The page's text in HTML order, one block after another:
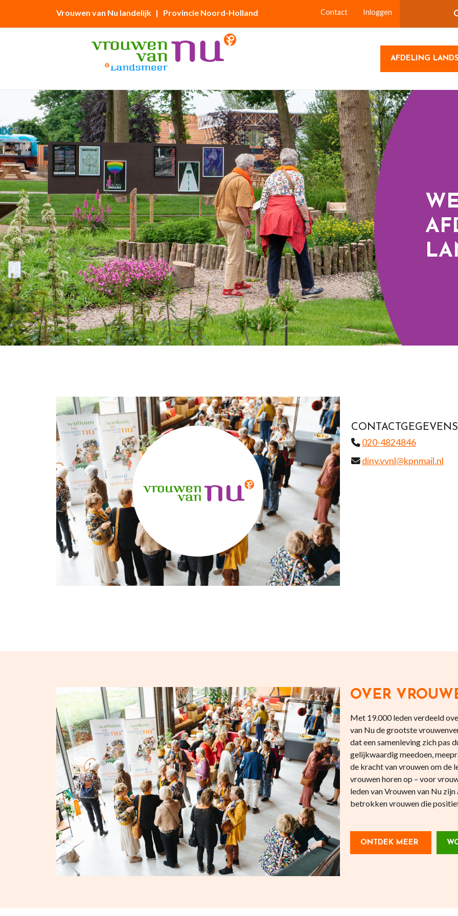
Vrouwen van Nu landelijk | Provincie Noord-Holland Contact Inloggen
AFDELING
CONTACTGEGEVENS
020-4824846
diny.vvnl@kpnmail.nl
OVER
Met 19.000 leden verdeeld
van Nu de grootste
dat een samenleving zich pas
gelijkwaardig meedoen,
de kracht van vrouwen om de
vrouwen horen op – voor
leden van Vrouwen van Nu
betrokken vrouwen die
ONTDEK MEER